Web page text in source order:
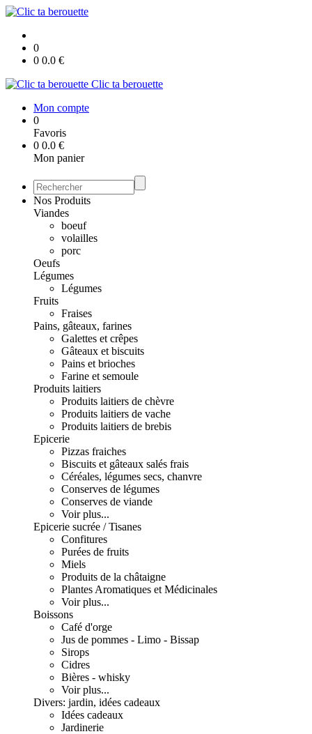
0
0 0.0 €
Clic ta berouette
Mon compte
0
Favoris
0 0.0 €
Mon panier
Nos Produits
Viandes
boeuf
volailles
porc
Oeufs
Légumes
Légumes
Fruits
Fraises
Pains, gâteaux, farines
Galettes et crêpes
Gâteaux et biscuits
Pains et brioches
Farine et semoule
Produits laitiers
Produits laitiers de chèvre
Produits laitiers de vache
Produits laitiers de brebis
Epicerie
Pizzas fraiches
Biscuits et gâteaux salés frais
Céréales, légumes secs, chanvre
Conserves de légumes
Conserves de viande
Voir plus...
Epicerie sucrée / Tisanes
Confitures
Purées de fruits
Miels
Produits de la châtaigne
Plantes Aromatiques et Médicinales
Voir plus...
Boissons
Café d'orge
Jus de pommes - Limo - Bissap
Sirops
Cidres
Bières - whisky
Voir plus...
Divers: jardin, idées cadeaux
Idées cadeaux
Jardinerie